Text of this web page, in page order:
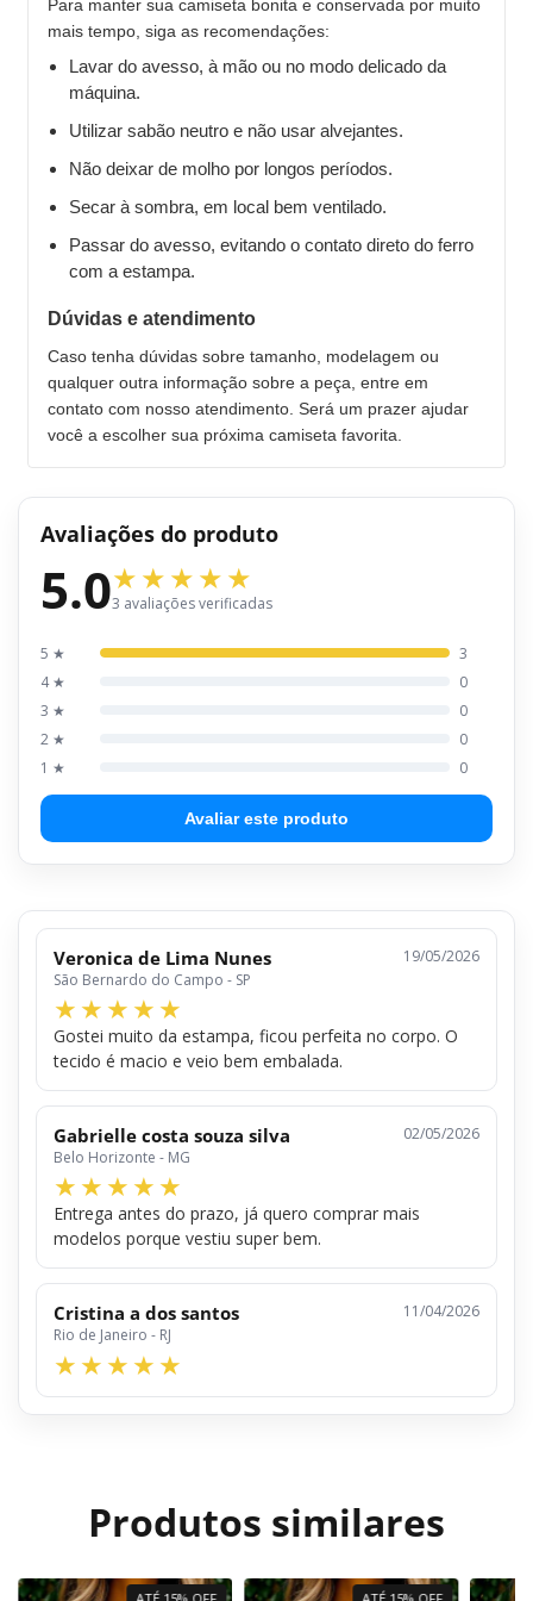
Para manter sua camiseta bonita e conservada por muito
mais tempo, siga as recomendações:
Lavar do avesso, à mão ou no modo delicado da
máquina.
Utilizar sabão neutro e não usar alvejantes.
Não deixar de molho por longos períodos.
Secar à sombra, em local bem ventilado.
Passar do avesso, evitando o contato direto do ferro
com a estampa.
Dúvidas e atendimento
Caso tenha dúvidas sobre tamanho, modelagem ou
qualquer outra informação sobre a peça, entre em
contato com nosso atendimento. Será um prazer ajudar
você a escolher sua próxima camiseta favorita.
Avaliações do produto
5.03 avaliações verificadas
5 ★
3
4 ★
0
3 ★
0
2 ★
0
1 ★
0
Avaliar este produto
Veronica de Lima Nunes
São Bernardo do Campo - SP
19/05/2026
Gostei muito da estampa, ficou perfeita no corpo. O
tecido é macio e veio bem embalada.
Gabrielle costa souza silva
Belo Horizonte - MG
02/05/2026
Entrega antes do prazo, já quero comprar mais
modelos porque vestiu super bem.
Cristina a dos santos
Rio de Janeiro - RJ
11/04/2026
Produtos similares